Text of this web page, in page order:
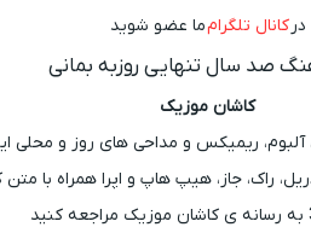
درکانال تلگرامما عضو شوید
صد سال تنهایی روزبه بمانی
کاشان موزیک
آلبوم، ریمیکس و مداحی های روز و محلی
راک، جاز، هیپ هاپ و اپرا همراه با